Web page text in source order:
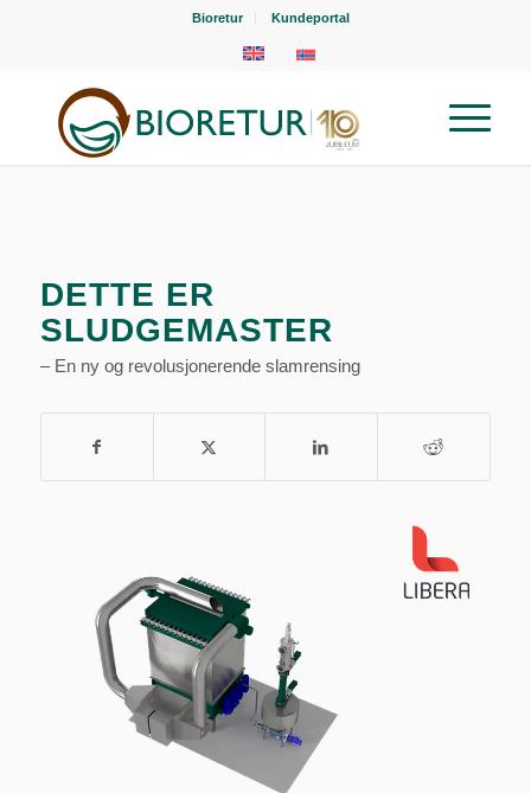
Bioretur Kundeportal
DETTE ER
SLUDGEMASTER
– En ny og revolusjonerende slamrensing